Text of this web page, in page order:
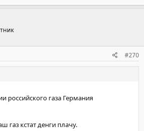
#270
российского газа Германия
газ кстат денги плачу.